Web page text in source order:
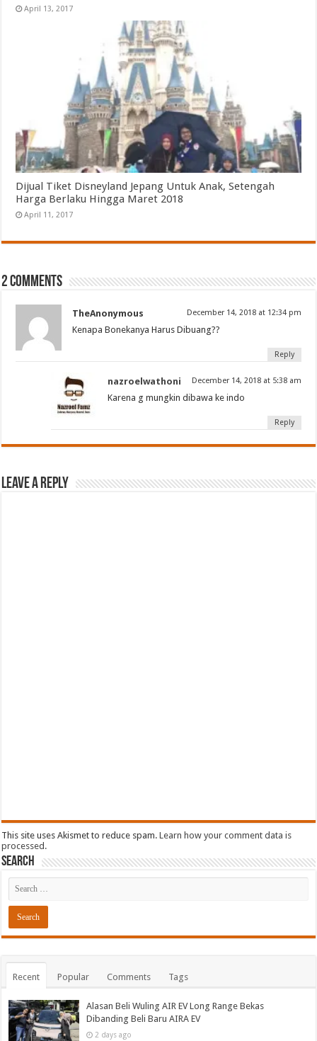
April 13, 2017
Dijual Tiket Disneyland Jepang Untuk Anak, Setengah
Harga Berlaku Hingga Maret 2018
April 11, 2017
2 comments
TheAnonymous December 14, 2018 at 12:34 pm
Kenapa Bonekanya Harus Dibuang??
Reply
nazroelwathoni December 14, 2018 at 5:38 am
Karena g mungkin dibawa ke indo
Reply
Leave a Reply
This site uses Akismet to reduce spam.Learn how your comment data is
processed.
Search
Recent Popular Comments Tags
Alasan Beli Wuling AIR EV Long Range Bekas
Dibanding Beli Baru AIRA EV
2 days ago